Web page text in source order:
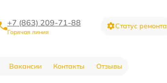
+7 (863) 209-71-88
Горячая линия
Статус ремонта
Вакансии Контакты Отзывы